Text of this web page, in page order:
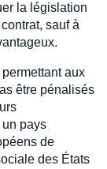
la législation
sauf à
aux
être pénalisés
pays
de
des États